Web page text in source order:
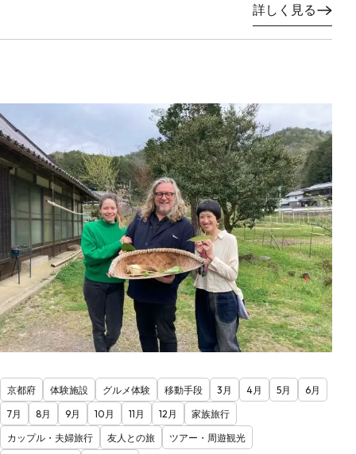
詳しく見る
京都府 体験施設 グルメ体験 移動手段 3月 4月 5月
6月
7月
8月 9月 10月 11月 12月
家族旅行
カップル・夫婦旅行
友人との旅
ツアー・周遊観光